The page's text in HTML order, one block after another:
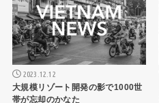
2023.12.12
大規模リゾート開発の影で1000世
帯が忘却のかなた